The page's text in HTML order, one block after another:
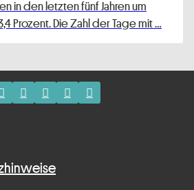
in den letzten fünf Jahren um
Prozent. Die Zahl der Tage mit …